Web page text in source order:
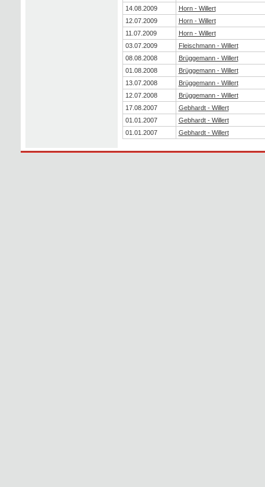
14.08.2009
Horn - Willert
12.07.2009
Horn - Willert
11.07.2009
Horn - Willert
03.07.2009
Fleischmann - Willert
08.08.2008
Brüggemann - Willert
01.08.2008
Brüggemann - Willert
13.07.2008
Brüggemann - Willert
12.07.2008
Brüggemann - Willert
17.08.2007
Gebhardt - Willert
01.01.2007
Gebhardt - Willert
01.01.2007
Gebhardt - Willert